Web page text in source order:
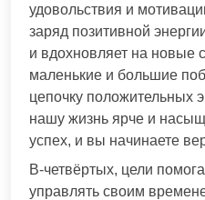
удовольствия и
заряд позитивной
и вдохновляет на новые
маленькие и большие
цепочку положительных
нашу жизнь ярче и
успех, и вы начинаете
В-четвёртых, цели
управлять своим